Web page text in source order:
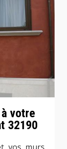
votre
32190